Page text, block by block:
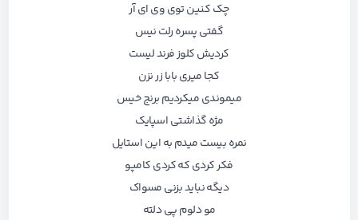
ﭼﮏ ﻛﻨﻴﻦ ﺗﻮی وی ای آر
ﮔﻔﺘﻰ ﭘﺴﺮه رﻟﺖ ﻧﻴﺲ
ﻛﺮدﻳﺶ ﻛﻠﻮز ﻓﺮﻧﺪ ﻟﻴﺴﺖ
ﻛﺠﺎ ﻣﻴﺮی ﺑﺎﺑﺎ زر ﻧﺰن
ﻣﻴﻤﻮﻧﺪی ﻣﻴﻜﺮدﻳﻢ ﺑﺮﻧﺞ ﺧﻴﺲ
ﻣﮋه ﮔﺬاﺷﺘﻰ اﺳﭙﺎﻳﮏ
ﻧﻤﺮه ﺑﻴﺴﺖ ﻣﻴﺪم ﺑﻪ اﻳﻦ اﺳﺘﺎﻳﻞ
ﻓﻜﺮ ﻛﺮدی ﻛﻪ ﻛﺮدی ﻛﺎﻣﭙﻮ
دﻳﮕﻪ ﻧﺒﺎﻳﺪ ﺑﺰﻧﻰ ﻣﺴﻮاک
ﻣﻮ دﻟﻮم ﭘﻰ دﻟﺘﻪ